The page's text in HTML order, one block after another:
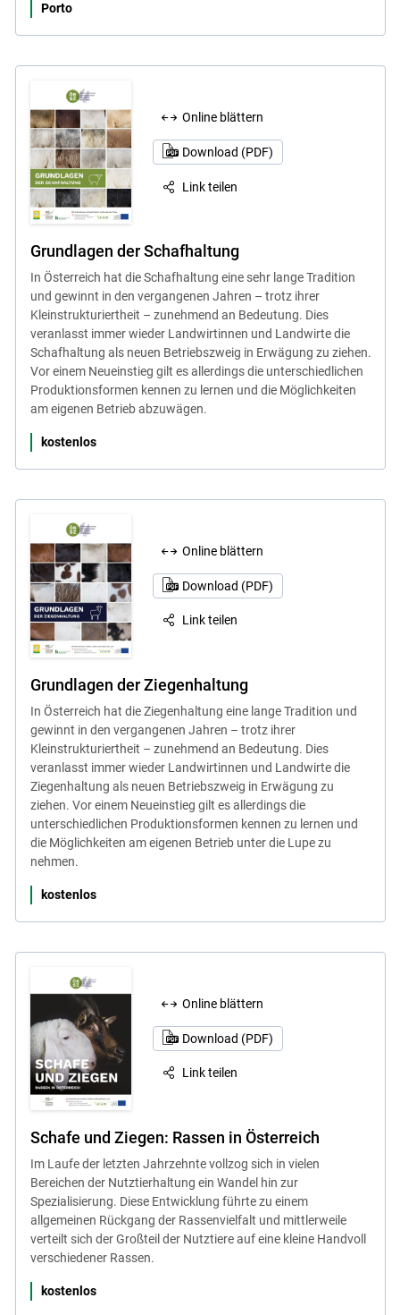
Skip to main content
Porto
Online blättern
Download (PDF)
Link teilen
Grundlagen der Schafhaltung
In Österreich hat die Schafhaltung eine sehr lange Tradition
und gewinnt in den vergangenen Jahren – trotz ihrer
Kleinstrukturiertheit – zunehmend an Bedeutung. Dies
veranlasst immer wieder Landwirtinnen und Landwirte die
Schafhaltung als neuen Betriebszweig in Erwägung zu ziehen.
Vor einem Neueinstieg gilt es allerdings die unterschiedlichen
Produktionsformen kennen zu lernen und die Möglichkeiten
am eigenen Betrieb abzuwägen.
kostenlos
Online blättern
Download (PDF)
Link teilen
Grundlagen der Ziegenhaltung
In Österreich hat die Ziegenhaltung eine lange Tradition und
gewinnt in den vergangenen Jahren – trotz ihrer
Kleinstrukturiertheit – zunehmend an Bedeutung. Dies
veranlasst immer wieder Landwirtinnen und Landwirte die
Ziegenhaltung als neuen Betriebszweig in Erwägung zu
ziehen. Vor einem Neueinstieg gilt es allerdings die
unterschiedlichen Produktionsformen kennen zu lernen und
die Möglichkeiten am eigenen Betrieb unter die Lupe zu
nehmen.
kostenlos
Online blättern
Download (PDF)
Link teilen
Schafe und Ziegen: Rassen in Österreich
Im Laufe der letzten Jahrzehnte vollzog sich in vielen
Bereichen der Nutztierhaltung ein Wandel hin zur
Spezialisierung. Diese Entwicklung führte zu einem
allgemeinen Rückgang der Rassenvielfalt und mittlerweile
verteilt sich der Großteil der Nutztiere auf eine kleine Handvoll
verschiedener Rassen.
kostenlos